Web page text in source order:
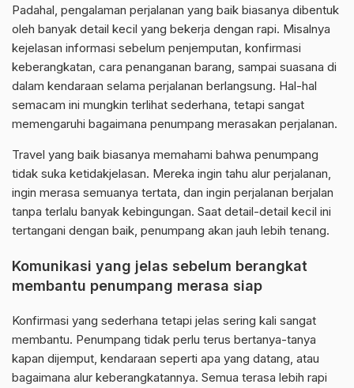
Padahal, pengalaman perjalanan yang baik biasanya dibentuk
oleh banyak detail kecil yang bekerja dengan rapi. Misalnya
kejelasan informasi sebelum penjemputan, konfirmasi
keberangkatan, cara penanganan barang, sampai suasana di
dalam kendaraan selama perjalanan berlangsung. Hal-hal
semacam ini mungkin terlihat sederhana, tetapi sangat
memengaruhi bagaimana penumpang merasakan perjalanan.
Travel yang baik biasanya memahami bahwa penumpang
tidak suka ketidakjelasan. Mereka ingin tahu alur perjalanan,
ingin merasa semuanya tertata, dan ingin perjalanan berjalan
tanpa terlalu banyak kebingungan. Saat detail-detail kecil ini
tertangani dengan baik, penumpang akan jauh lebih tenang.
Komunikasi yang jelas sebelum berangkat
membantu penumpang merasa siap
Konfirmasi yang sederhana tetapi jelas sering kali sangat
membantu. Penumpang tidak perlu terus bertanya-tanya
kapan dijemput, kendaraan seperti apa yang datang, atau
bagaimana alur keberangkatannya. Semua terasa lebih rapi